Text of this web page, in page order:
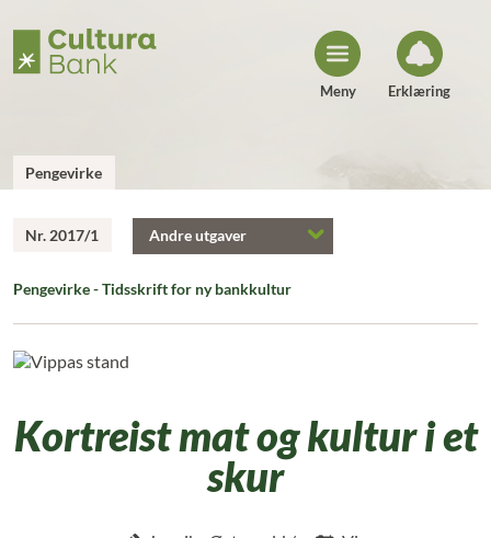
o
Meny Erklæring
Pengevirke
Nr. 2017/1 Andre utgaver
Pengevirke - Tidsskrift for ny bankkultur
Kortreist mat og kultur i et
skur